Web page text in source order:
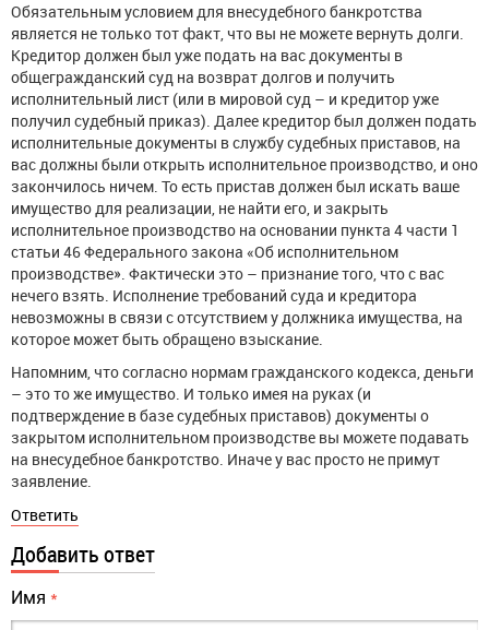
Обязательным условием для внесудебного банкротства
является не только тот факт, что вы не можете вернуть долги.
Кредитор должен был уже подать на вас документы в
общегражданский суд на возврат долгов и получить
исполнительный лист (или в мировой суд – и кредитор уже
получил судебный приказ). Далее кредитор был должен подать
исполнительные документы в службу судебных приставов, на
вас должны были открыть исполнительное производство, и оно
закончилось ничем. То есть пристав должен был искать ваше
имущество для реализации, не найти его, и закрыть
исполнительное производство на основании пункта 4 части 1
статьи 46 Федерального закона «Об исполнительном
производстве». Фактически это – признание того, что с вас
нечего взять. Исполнение требований суда и кредитора
невозможны в связи с отсутствием у должника имущества, на
которое может быть обращено взыскание.
Напомним, что согласно нормам гражданского кодекса, деньги
– это то же имущество. И только имея на руках (и
подтверждение в базе судебных приставов) документы о
закрытом исполнительном производстве вы можете подавать
на внесудебное банкротство. Иначе у вас просто не примут
заявление.
Ответить
Добавить ответ
Имя *